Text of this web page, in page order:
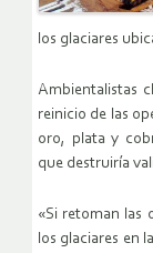
los glaciares
Ambientalistas
reinicio de las
oro, plata y
que destruiría
«Si retoman las
los glaciares en